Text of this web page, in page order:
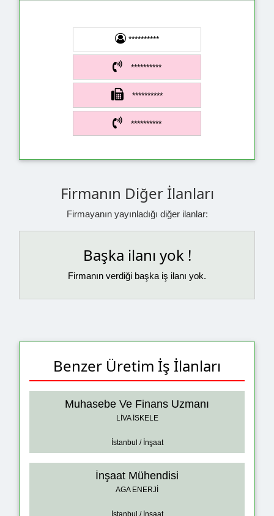
**********
**********
**********
**********
Firmanın Diğer İlanları
Firmayanın yayınladığı diğer ilanlar:
Başka ilanı yok !
Firmanın verdiği başka iş ilanı yok.
Benzer Üretim İş İlanları
Muhasebe Ve Finans Uzmanı
LİVA İSKELE
İstanbul / İnşaat
İnşaat Mühendisi
AGA ENERJİ